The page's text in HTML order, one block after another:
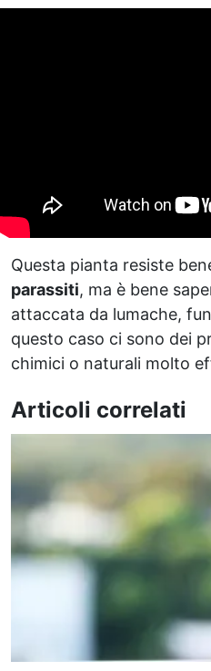
Questa pianta resiste
parassiti, ma è bene
attaccata da lumache,
questo caso ci sono dei
chimici o naturali molto
Articoli correlati